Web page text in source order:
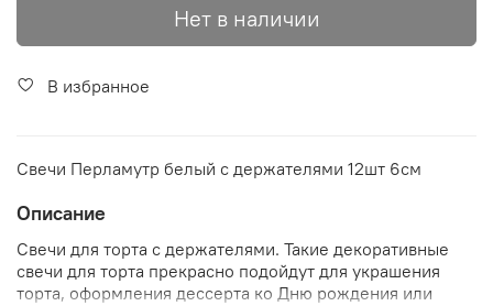
Нет в наличии
В избранное
Свечи Перламутр белый с держателями 12шт 6см
Описание
Свечи для торта с держателями. Такие декоративные
свечи для торта прекрасно подойдут для украшения
торта, оформления дессерта ко Дню рождения или